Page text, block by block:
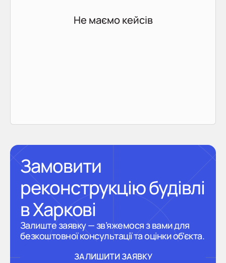
Не маємо кейсів
Замовити
реконструкцію будівлі
в Харкові
Залиште заявку — зв’яжемося з вами для
безкоштовної консультації та оцінки об'єкта.
ЗАЛИШИТИ ЗАЯВКУ